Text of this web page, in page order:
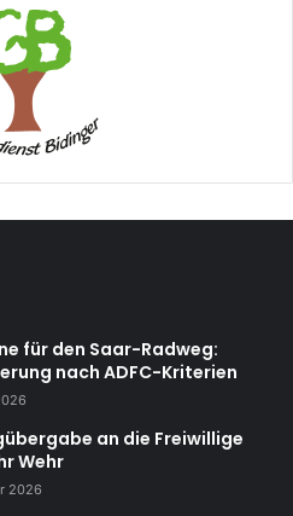
für den Saar-Radweg:
nach ADFC-Kriterien
an die Freiwillige
Wehr
2026